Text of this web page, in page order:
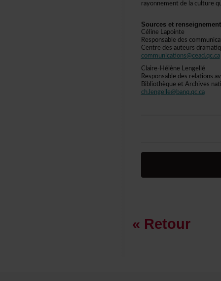
CélineLapointe
communications@cead.qc.ca
Claire-HélèneLengellé
ch.lengelle@banq.qc.ca
«Retour